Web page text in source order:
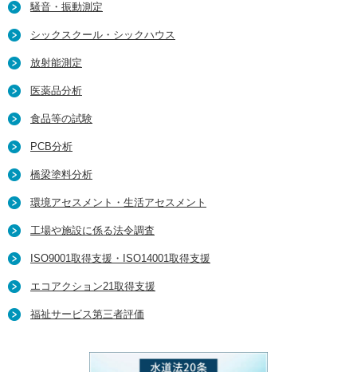
騒音・振動測定
シックスクール・シックハウス
放射能測定
医薬品分析
食品等の試験
PCB分析
橋梁塗料分析
環境アセスメント・生活アセスメント
工場や施設に係る法令調査
ISO9001取得支援・ISO14001取得支援
エコアクション21取得支援
福祉サービス第三者評価